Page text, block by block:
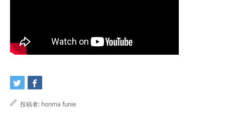
投稿者: honma funie